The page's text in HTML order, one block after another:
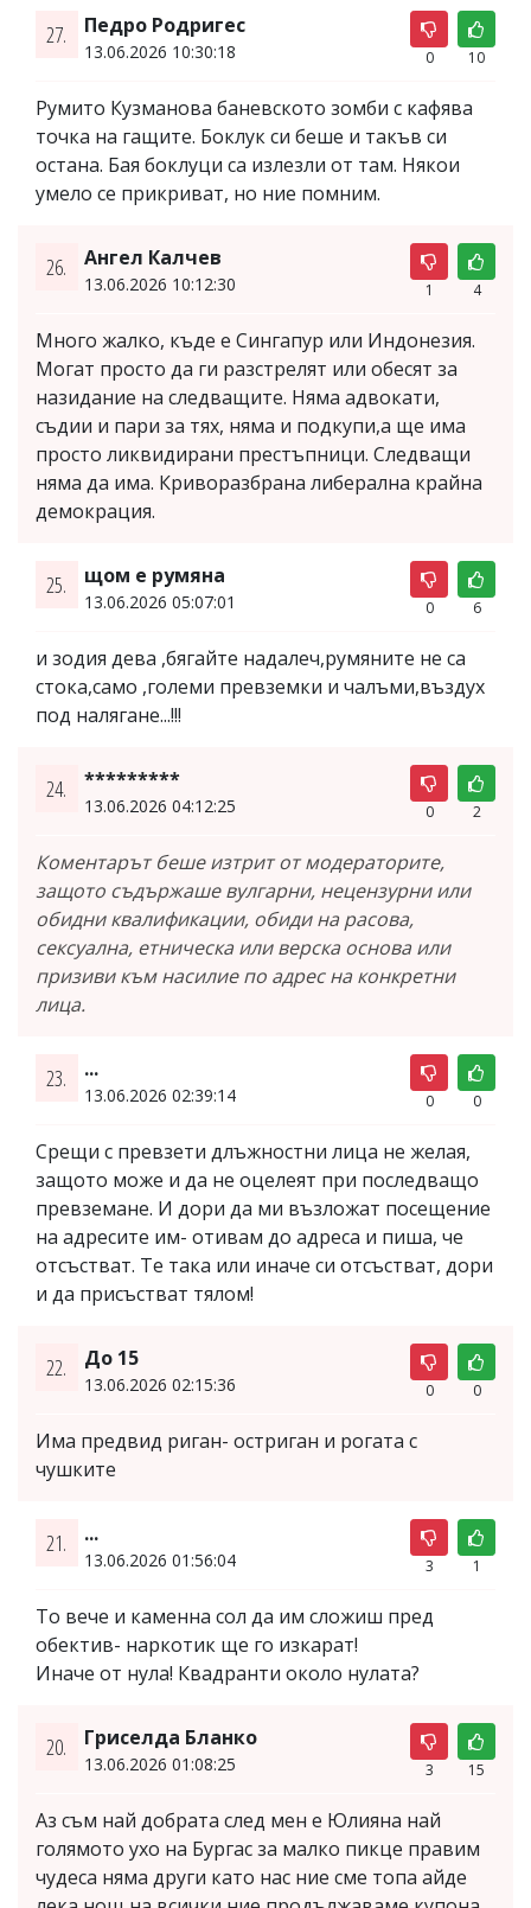
27. Педро Родригес
13.06.2026 10:30:18 0 10
Румито Кузманова баневското зомби с кафява
точка на гащите. Боклук си беше и такъв си
остана. Бая боклуци са излезли от там. Някои
умело се прикриват, но ние помним.
26. Ангел Калчев
13.06.2026 10:12:30 1 4
Много жалко, къде е Сингапур или Индонезия.
Могат просто да ги разстрелят или обесят за
назидание на следващите. Няма адвокати,
съдии и пари за тях, няма и подкупи,а ще има
просто ликвидирани престъпници. Следващи
няма да има. Криворазбрана либерална крайна
демокрация.
25. щом е румяна
13.06.2026 05:07:01 0 6
и зодия дева ,бягайте надалеч,румяните не са
стока,само ,големи превземки и чалъми,въздух
под налягане...!!!
24. *********
13.06.2026 04:12:25 0 2
Коментарът беше изтрит от модераторите,
защото съдържаше вулгарни, нецензурни или
обидни квалификации, обиди на расова,
сексуална, етническа или верска основа или
призиви към насилие по адрес на конкретни
лица.
23. ...
13.06.2026 02:39:14 0 0
Срещи с превзети длъжностни лица не желая,
защото може и да не оцелеят при последващо
превземане. И дори да ми възложат посещение
на адресите им- отивам до адреса и пиша, че
отсъстват. Те така или иначе си отсъстват, дори
и да присъстват тялом!
22. До 15
13.06.2026 02:15:36 0 0
Има предвид риган- остриган и рогата с
чушките
21. ...
13.06.2026 01:56:04 3 1
То вече и каменна сол да им сложиш пред
обектив- наркотик ще го изкарат!
Иначе от нула! Квадранти около нулата?
20. Гриселда Бланко
13.06.2026 01:08:25 3 15
Аз съм най добрата след мен е Юлияна най
голямото ухо на Бургас за малко пикце правим
чудеса няма други като нас ние сме топа айде